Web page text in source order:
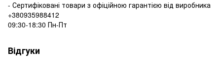
- Сертифіковані товари з офіційною гарантією від виробника
+380935988412
09:30-18:30 Пн-Пт
Відгуки